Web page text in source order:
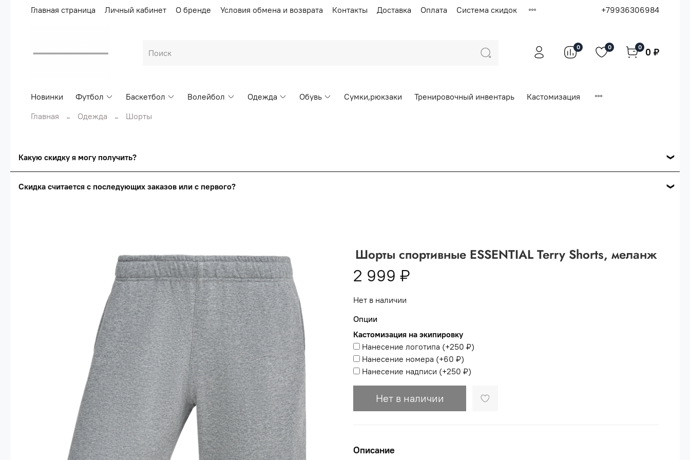
Главная страница Личный кабинет О бренде Условия обмена и возврата Контакты Доставка Оплата Система скидок +79936306984
0 0 0 0 ₽
Новинки Футбол Баскетбол Волейбол Одежда Обувь Сумки,рюкзаки Тренировочный инвентарь
Кастомизация
Главная
Одежда Шорты
Какую скидку я могу получить?
Опт 3(33%)- сумма всех заказов за 6 месяцев 80.000 рублей
Опт 2(36%)- сумма всех заказов за 6 месяцев 200.000 рублей.
Опт 1(38%) -сумма всех заказов за 6 месяцев - 400.000 рублей.
Скидка считается с последующих заказов или с первого?
Шорты спортивные ESSENTIAL Terry Shorts, меланж
2 999 ₽
Нет в наличии
Опции
Кастомизация на экипировку
Нанесение логотипа (+250 ₽)
Нанесение номера (+60 ₽)
Нанесение надписи (+250 ₽)
Нет в наличии
Описание